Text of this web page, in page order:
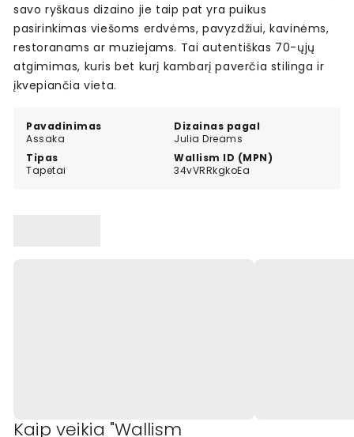
Pavadinimas
Assaka
Dizainas pagal
Julia Dreams
Tipas
Tapetai
Wallism ID (MPN)
34vVRRkgkoEa
savo ryškaus dizaino jie taip pat yra puikus
pasirinkimas viešoms erdvėms, pavyzdžiui, kavinėms,
restoranams ar muziejams. Tai autentiškas 70-ųjų
atgimimas, kuris bet kurį kambarį paverčia stilinga ir
įkvepiančia vieta.
Kaip veikia "Wallism